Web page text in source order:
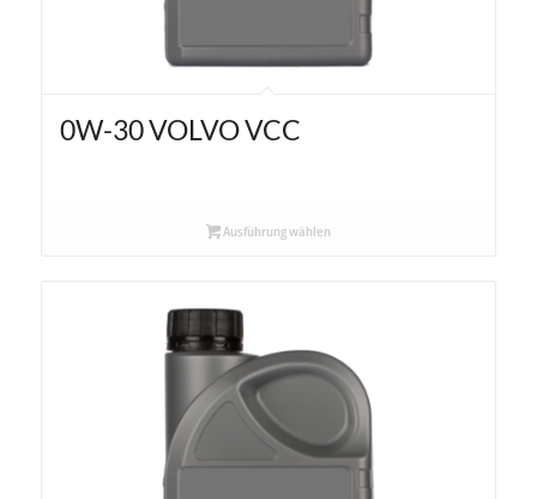
0W-30 VOLVO VCC
Ausführung wählen